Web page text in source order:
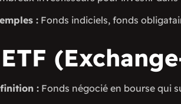
: Fonds indiciels, fonds
: Fonds négocié en bourse qui